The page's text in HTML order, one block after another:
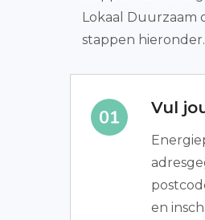
Lokaal Duurzaam
stappen hieronder.
Vul
en